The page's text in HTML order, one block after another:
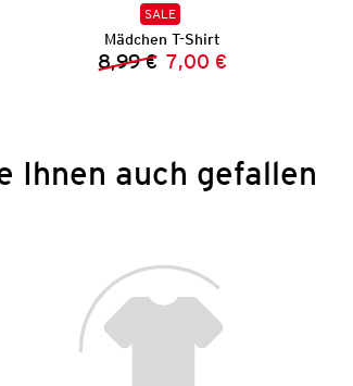
SALE
Mädchen T-Shirt
Vorheriger Preis:
8,99 € Neuer Preis:
7,00 €
Ihnen auch gefallen